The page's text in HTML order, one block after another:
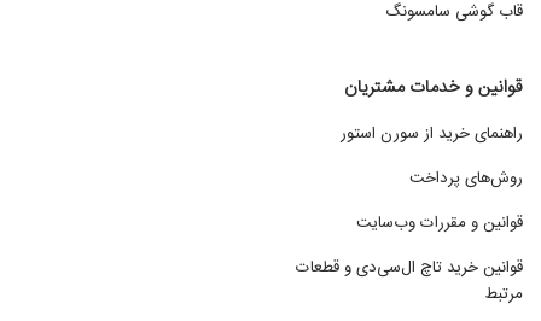
قاب گوشی سامسونگ
قوانین و خدمات مشتریان
راهنمای خرید از سورن استور
روش‌های پرداخت
قوانین و مقررات وب‌سایت
قوانین خرید تاچ ال‌سی‌دی و قطعات
مرتبط